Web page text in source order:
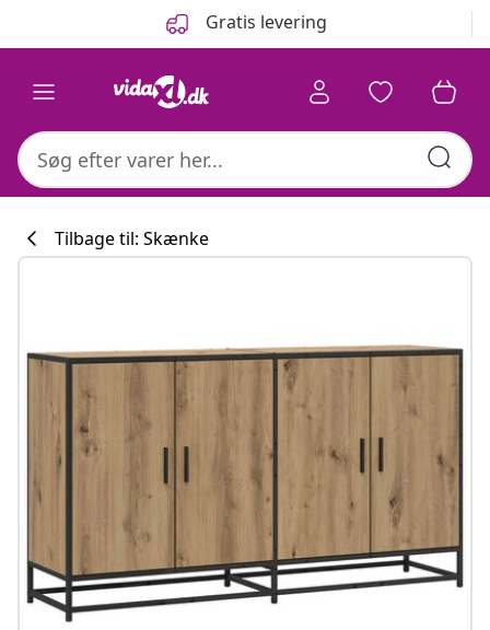
Gratis levering
#sharemevidaxl
Tilbage til: Skænke